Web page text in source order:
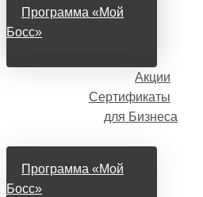
Программа «Мой
Босс»
Акции
Сертификаты
для Бизнеса
Программа «Мой
Босс»